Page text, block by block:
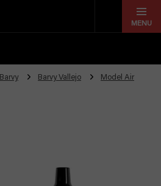
Barvy Barvy Vallejo Model Air